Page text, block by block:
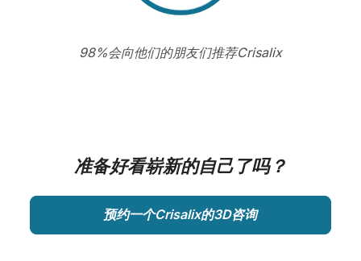
98%会向他们的朋友们推荐Crisalix
准备好看崭新的自己了吗？
预约一个Crisalix的3D咨询